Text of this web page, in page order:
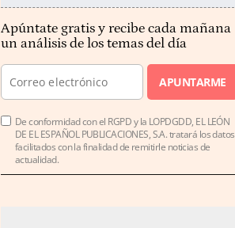
Apúntate gratis y recibe cada mañana
un análisis de los temas del día
APUNTARME
De conformidad con el RGPD y la LOPDGDD, EL LEÓN
DE EL ESPAÑOL PUBLICACIONES, S.A. tratará los datos
facilitados con la finalidad de remitirle noticias de
actualidad.